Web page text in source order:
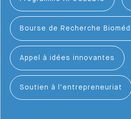
Bourse de Recherche
Appel à idées innovantes
Soutien à l’entrepreneuriat